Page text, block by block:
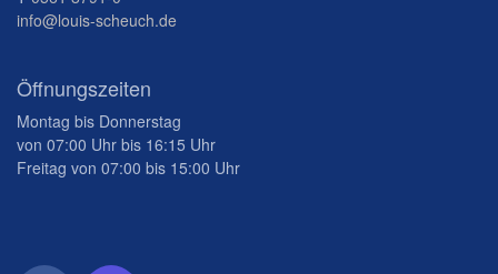
info@louis-scheuch.de
Öffnungszeiten
Montag bis Donnerstag
von 07:00 Uhr bis 16:15 Uhr
Freitag von 07:00 bis 15:00 Uhr